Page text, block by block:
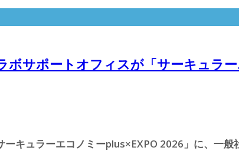
ボサポートオフィスが「サーキュラ
キュラーエコノミーplus×EXPO 2026」に、一